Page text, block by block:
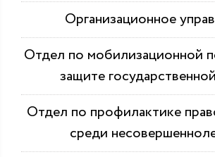
Организационное
Отдел по мобилизационной
защите
Отдел по профилактике
среди